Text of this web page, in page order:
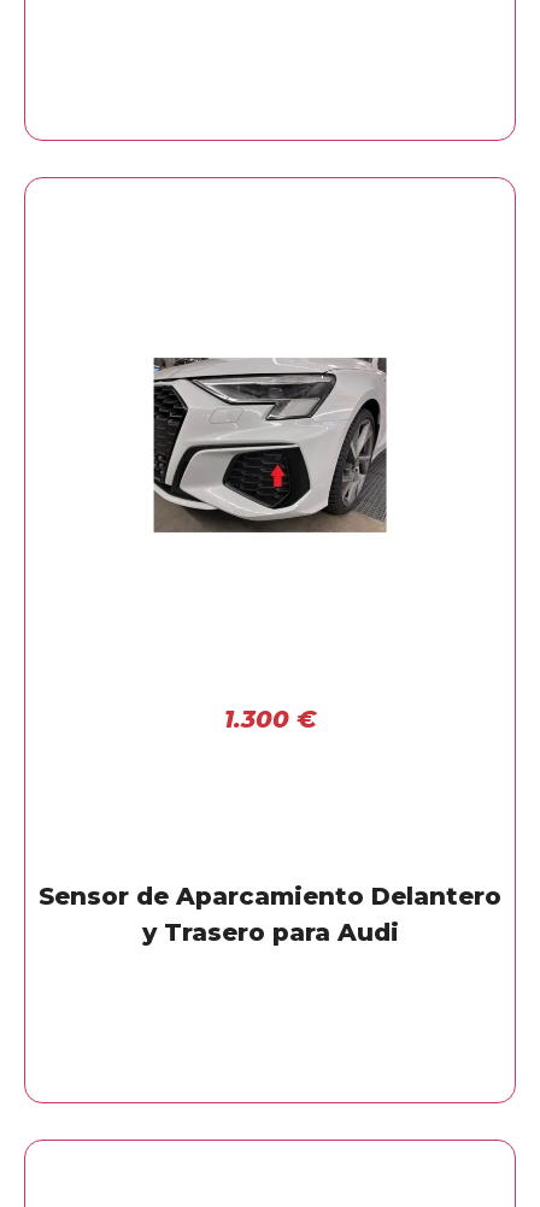
1.300 €
Sensor de Aparcamiento Delantero
y Trasero para Audi